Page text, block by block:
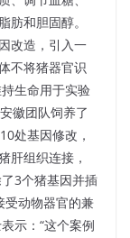
肪和胆固醇。
改造，引入一
不将猪器官识
生命用于实验
徽团队饲养了
处基因修改，
肝组织连接，
3个猪基因并插
受动物器官的兼
示：“这个案例